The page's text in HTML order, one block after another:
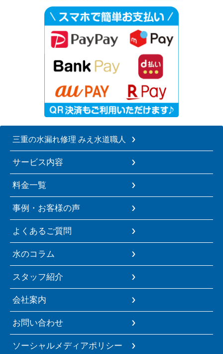
三重の水漏れ修理 みえ水道職人
サービス内容
料金一覧
事例・お客様の声
よくあるご質問
水のコラム
スタッフ紹介
会社案内
お問い合わせ
ソーシャルメディアポリシー